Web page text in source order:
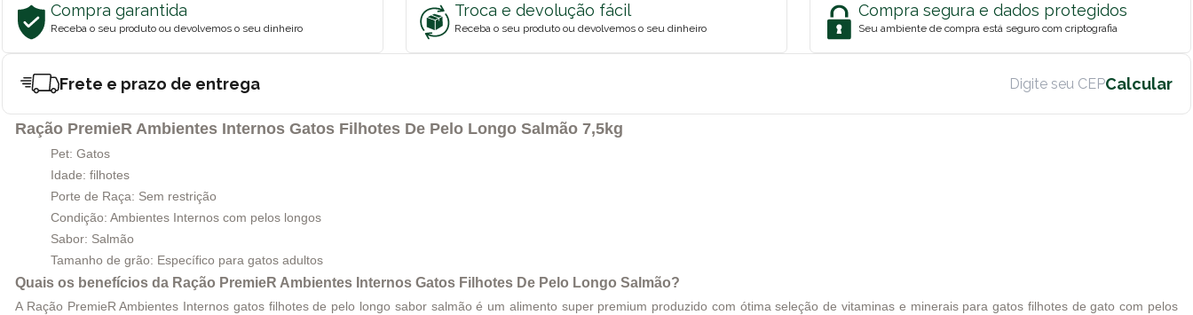
Compra garantida
Receba o seu produto ou devolvemos o seu dinheiro
Troca e devolução fácil
Receba o seu produto ou devolvemos o seu dinheiro
Compra segura e dados protegidos
Seu ambiente de compra está seguro com criptografia
Frete e prazo de entrega
Ração PremieR Ambientes Internos Gatos Filhotes De Pelo Longo Salmão 7,5kg
Pet: Gatos
Idade: filhotes
Porte de Raça: Sem restrição
Condição: Ambientes Internos com pelos longos
Sabor: Salmão
Tamanho de grão: Específico para gatos adultos
Quais os benefícios da Ração PremieR Ambientes Internos Gatos Filhotes De Pelo Longo Salmão?
A Ração PremieR Ambientes Internos gatos filhotes de pelo longo sabor salmão é um alimento super premium produzido com ótima seleção de vitaminas e minerais para gatos filhotes de gato com pelos